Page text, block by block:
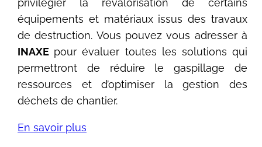
privilégier la revalorisation de certains
équipements et matériaux issus des travaux
de destruction. Vous pouvez vous adresser à
INAXE pour évaluer toutes les solutions qui
permettront de réduire le gaspillage de
ressources et d’optimiser la gestion des
déchets de chantier.
En savoir plus